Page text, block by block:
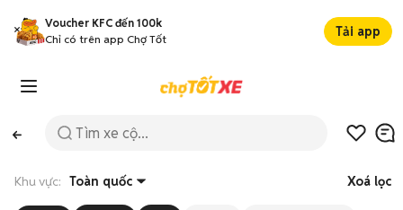
Voucher KFC đến 100k
Chỉ có trên app Chợ Tốt
Tải app
Khu vực: Toàn quốc Xoá lọc